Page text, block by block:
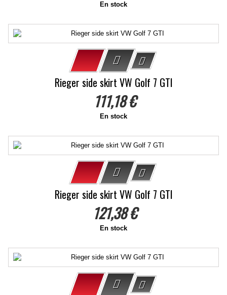
En stock
Rieger side skirt VW Golf 7 GTI
111,18 €
En stock
Rieger side skirt VW Golf 7 GTI
121,38 €
En stock